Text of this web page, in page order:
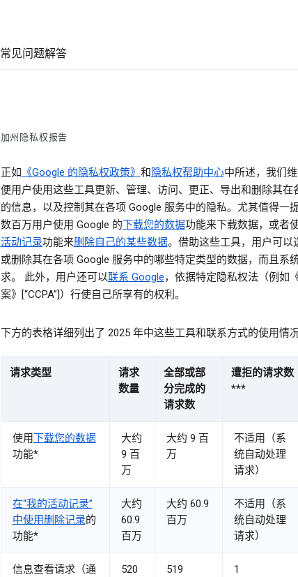
常见问题解答
加州隐私权报告
正如 《Google 的隐私权政策》 和隐私权帮助中心中所述，我们
便用户使用这些工具更新、管理、访问、更正、导出和删除其在
的信息，以及控制其在各项 Google 服务中的隐私。尤其值得一
数百万用户使用 Google 的下载您的数据功能来下载数据，或者
活动记录功能来删除自己的某些数据。借助这些工具，用户可以
或删除其在各项 Google 服务中的哪些特定类型的数据，而且系
求。 此外，用户还可以联系 Google，依据特定隐私权法（例如
案》[“CCPA”]）行使自己所享有的权利。
下方的表格详细列出了 2025 年中这些工具和联系方式的使用情况
请求类型
请求
数量
全部或部
分完成的
请求数
遭拒的请求数
***
使用下载您的数据
功能*
大约
9 百
万
大约 9 百
万
不适用（系
统自动处理
请求）
在“我的活动记录”
中使用删除记录的
功能*
大约
60.9
百万
大约 60.9
百万
不适用（系
统自动处理
请求）
信息查看请求（通
520 519 1